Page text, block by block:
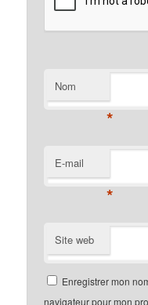
Nom
*
E-mail
*
Site web
Enregistrer mon
navigateur pour mon